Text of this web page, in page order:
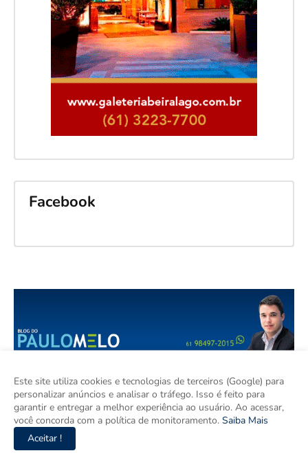
Facebook
Este site utiliza cookies e tecnologias de terceiros (Google) para
personalizar anúncios e analisar o tráfego. Isso é feito para
garantir e entregar a melhor experiência ao usuário. Ao acessar,
você concorda com a política de monitoramento. Saiba Mais
Aceitar !